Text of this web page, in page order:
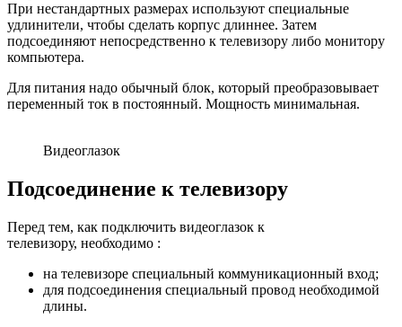
При нестандартных размерах используют специальные
удлинители, чтобы сделать корпус длиннее. Затем
подсоединяют непосредственно к телевизору либо монитору
компьютера.
Для питания надо обычный блок, который преобразовывает
переменный ток в постоянный. Мощность минимальная.
Видеоглазок
Подсоединение к телевизору
Перед тем, как подключить видеоглазок к
телевизору, необходимо :
на телевизоре специальный коммуникационный вход;
для подсоединения специальный провод необходимой
длины.